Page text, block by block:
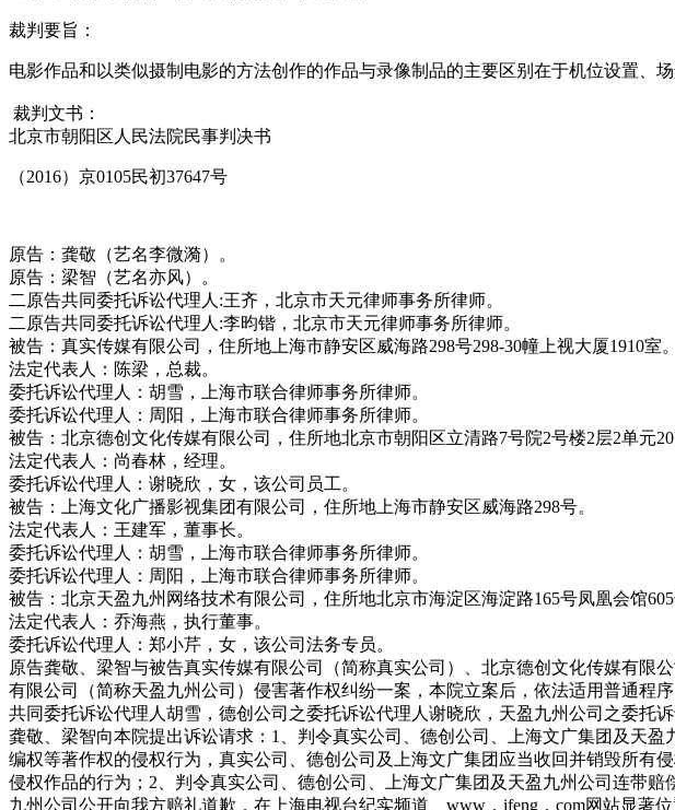
裁判要旨：
电影作品和以类似摄制电影的方法创作的作品与录像制品的主要区别在于机位设置、
裁判文书：
北京市朝阳区人民法院民事判决书
（2016）京0105民初37647号
原告：龚敬（艺名李微漪）。
原告：梁智（艺名亦风）。
二原告共同委托诉讼代理人:王齐，北京市天元律师事务所律师。
二原告共同委托诉讼代理人:李昀锴，北京市天元律师事务所律师。
被告：真实传媒有限公司，住所地上海市静安区威海路298号298-30幢上视大厦1910室。
法定代表人：陈梁，总裁。
委托诉讼代理人：胡雪，上海市联合律师事务所律师。
委托诉讼代理人：周阳，上海市联合律师事务所律师。
被告：北京德创文化传媒有限公司，住所地北京市朝阳区立清路7号院2号楼2层2单元
法定代表人：尚春林，经理。
委托诉讼代理人：谢晓欣，女，该公司员工。
被告：上海文化广播影视集团有限公司，住所地上海市静安区威海路298号。
法定代表人：王建军，董事长。
委托诉讼代理人：胡雪，上海市联合律师事务所律师。
委托诉讼代理人：周阳，上海市联合律师事务所律师。
被告：北京天盈九州网络技术有限公司，住所地北京市海淀区海淀路165号凤凰会馆605
法定代表人：乔海燕，执行董事。
委托诉讼代理人：郑小芹，女，该公司法务专员。
原告龚敬、梁智与被告真实传媒有限公司（简称真实公司）、北京德创文化传媒有
有限公司（简称天盈九州公司）侵害著作权纠纷一案，本院立案后，依法适用普通程
共同委托诉讼代理人胡雪，德创公司之委托诉讼代理人谢晓欣，天盈九州公司之委托
龚敬、梁智向本院提出诉讼请求：1、判令真实公司、德创公司、上海文广集团及天
编权等著作权的侵权行为，真实公司、德创公司及上海文广集团应当收回并销毁所有
侵权作品的行为；2、判令真实公司、德创公司、上海文广集团及天盈九州公司连带
九州公司公开向我方赔礼道歉，在上海电视台纪实频道、www．ifeng．com网站显